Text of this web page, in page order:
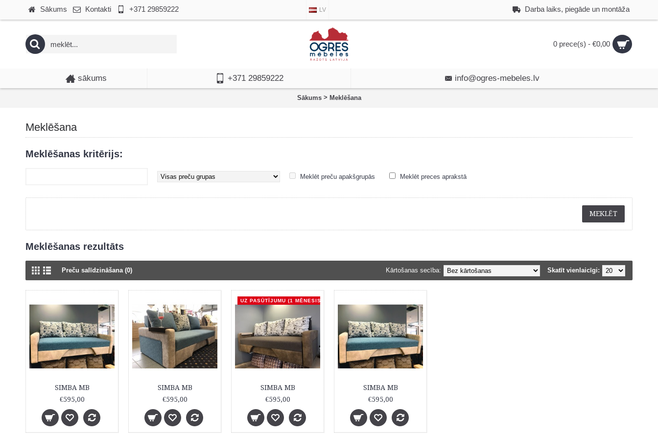
Sākums Kontakti +371 29859222 LV Darba laiks, piegāde un montāža
0 prece(s) - €0,00
sākums +371 29859222 info@ogres-mebeles.lv
Sākums > Meklēšana
Meklēšana
Meklēšanas kritērijs:
Meklēt preču apakšgrupās Meklēt preces aprakstā
Meklēšanas rezultāts
Preču salīdzināšana (0) Skatīt vienlaicīgi:
Kārtošanas secība:
SIMBA MB
€595,00
SIMBA MB
€595,00
UZ PASŪTĪJUMU (1 MĒNESIS)
SIMBA MB
€595,00
SIMBA MB
€595,00